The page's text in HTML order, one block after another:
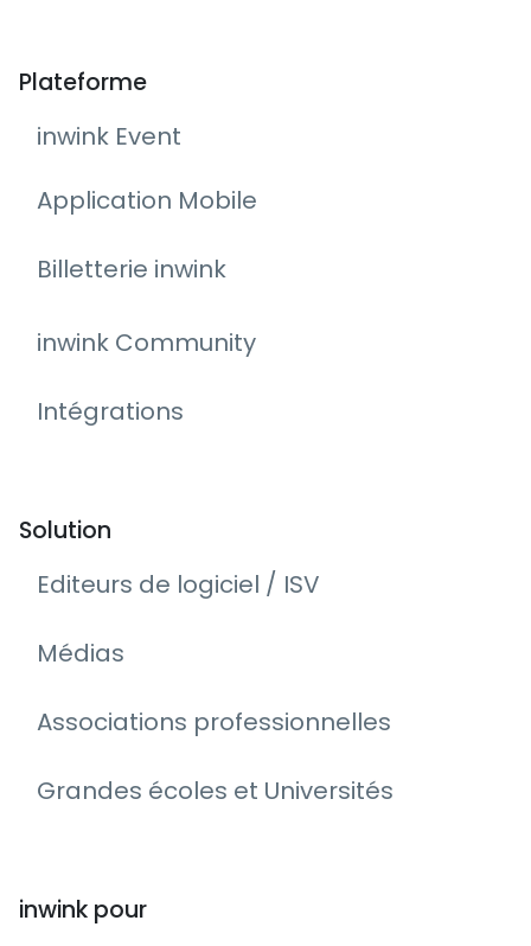
Plateforme
inwink Event
Application Mobile
Billetterie inwink
inwink Community
Intégrations
Solution
Editeurs de logiciel / ISV
Médias
Associations professionnelles
Grandes écoles et Universités
inwink pour